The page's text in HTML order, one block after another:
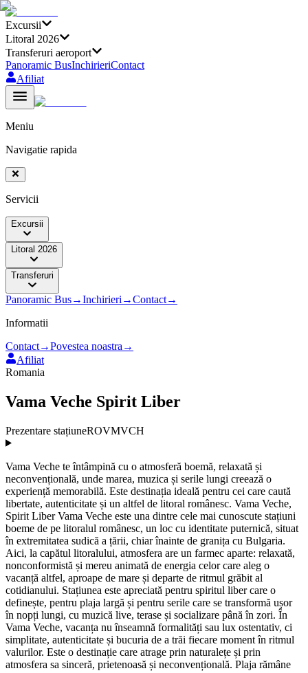
Excursii
Litoral 2026
Transferuri aeroport
Panoramic BusInchirieriContact
Afiliat
Meniu
Navigatie rapida
Servicii
Excursii
Litoral 2026
Transferuri
Panoramic Bus→Inchirieri →Contact→
Informatii
Contact→Povestea noastra →
Afiliat
Romania
Vama Veche Spirit Liber
Prezentare stațiuneROVMVCH
Vama Veche te întâmpină cu o atmosferă boemă, relaxată și
neconvențională, unde marea, muzica și serile lungi creează o
experiență memorabilă. Este destinația ideală pentru cei care caută
libertate, autenticitate și un altfel de litoral românesc. Vama Veche,
Spirit Liber Vama Veche este una dintre cele mai cunoscute stațiuni
boeme de pe litoralul românesc, un loc cu identitate puternică, situat
în extremitatea sudică a țării, chiar înainte de granița cu Bulgaria.
Aici, la capătul litoralului, atmosfera are un farmec aparte: relaxată,
nonconformistă și mereu animată de energia celor care aleg o
vacanță altfel, aproape de mare și departe de ritmul grăbit al
cotidianului. Stațiunea este apreciată pentru spiritul liber care o
definește, pentru plaja largă și pentru serile care se transformă ușor
în nopți lungi, cu muzică live, terase și socializare până în zori. În
Vama Veche, vacanța nu înseamnă formalități sau lux ostentativ, ci
simplitate, autenticitate și bucuria de a trăi fiecare moment în ritmul
valurilor. Este o destinație care atrage prin naturalețe și prin
atmosfera sa sinceră, prietenoasă și neconvențională. Plaja rămâne